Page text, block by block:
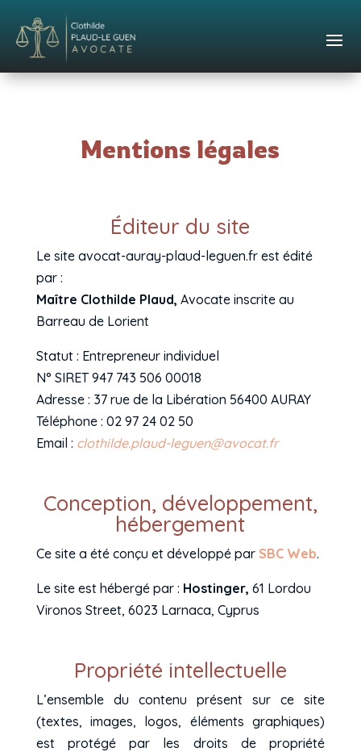
Mentions légales
Éditeur du site
Le site avocat-auray-plaud-leguen.fr est édité
par :
Maître Clothilde Plaud, Avocate inscrite au
Barreau de Lorient
Statut : Entrepreneur individuel
N° SIRET 947 743 506 00018
Adresse : 37 rue de la Libération 56400 AURAY
Téléphone : 02 97 24 02 50
Email : clothilde.plaud-leguen@avocat.fr
Conception, développement,
hébergement
Ce site a été conçu et développé par SBC Web.
Le site est hébergé par : Hostinger, 61 Lordou
Vironos Street, 6023 Larnaca, Cyprus
Propriété intellectuelle
L’ensemble du contenu présent sur ce site
(textes, images, logos, éléments graphiques)
est protégé par les droits de propriété